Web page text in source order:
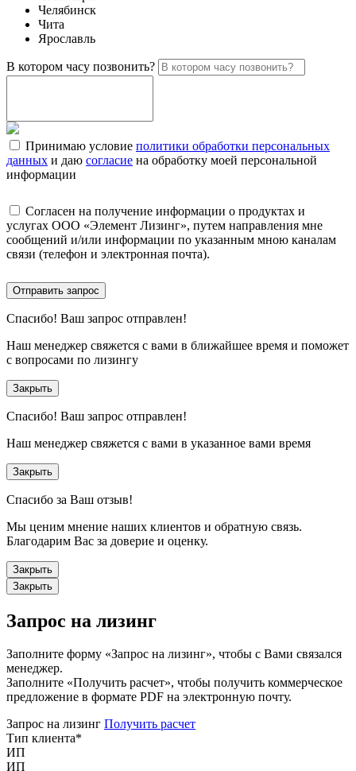
Челябинск
Чита
Ярославль
В котором часу позвонить?
Принимаю условие политики обработки персональных
данных и даю согласие на обработку моей персональной
информации
Согласен на получение информации о продуктах и
услугах ООО «Элемент Лизинг», путем направления мне
сообщений и/или информации по указанным мною каналам
связи (телефон и электронная почта).
Отправить запрос
Спасибо! Ваш запрос отправлен!
Наш менеджер свяжется с вами в ближайшее время и поможет
с вопросами по лизингу
Закрыть
Спасибо! Ваш запрос отправлен!
Наш менеджер свяжется с вами в указанное вами время
Закрыть
Спасибо за Ваш отзыв!
Мы ценим мнение наших клиентов и обратную связь.
Благодарим Вас за доверие и оценку.
Закрыть
Закрыть
Запрос на лизинг
Заполните форму «Запрос на лизинг», чтобы с Вами связался
менеджер.
Заполните «Получить расчет», чтобы получить коммерческое
предложение в формате PDF на электронную почту.
Запрос на лизинг Получить расчет
Тип клиента*
ИП
ИП